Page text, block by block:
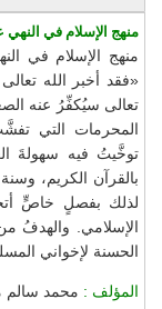
منهج الإسلام في
منهج الإسلام في
«فقد أخبر الله
تعالى سيُكفِّرُ عنه
المحرمات التي
توخَّيتُ فيه سهولةَ
بالقرآن الكريم،
لذلك بفصلٍ خاصٍّ
الإسلامي. والهدفُ
الحسنة لإخواني
المؤلف : محمد